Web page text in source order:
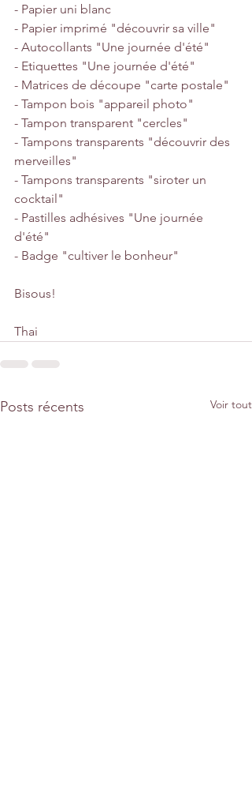
- Papier uni blanc
- Papier imprimé "découvrir sa ville"
- Autocollants "Une journée d'été"
- Etiquettes "Une journée d'été"
- Matrices de découpe "carte postale"
- Tampon bois "appareil photo"
- Tampon transparent "cercles"
- Tampons transparents "découvrir des
merveilles"
- Tampons transparents "siroter un
cocktail"
- Pastilles adhésives "Une journée
d'été"
- Badge "cultiver le bonheur"
Bisous!
Thai
Posts récents Voir tout